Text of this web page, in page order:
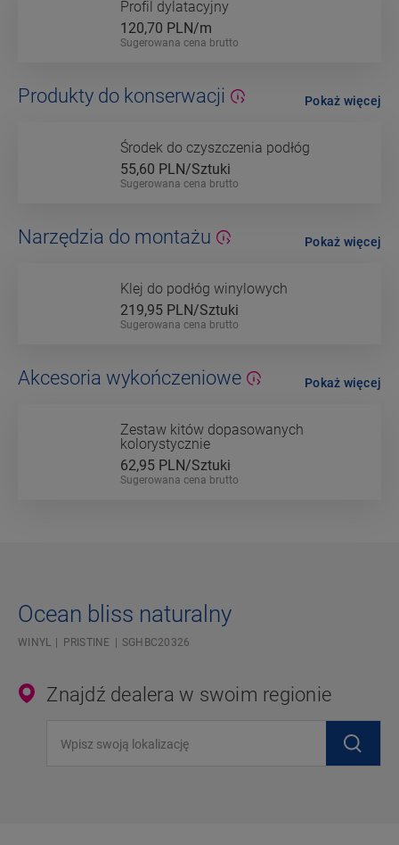
Profil dylatacyjny
120,70 PLN/m
Sugerowana cena brutto
Produkty do konserwacji
Środek do czyszczenia podłóg
55,60 PLN/Sztuki
Sugerowana cena brutto
Pokaż więcej
Narzędzia do montażu
Klej do podłóg winylowych
219,95 PLN/Sztuki
Sugerowana cena brutto
Pokaż więcej
Akcesoria wykończeniowe
Zestaw kitów dopasowanych
kolorystycznie
62,95 PLN/Sztuki
Sugerowana cena brutto
Pokaż więcej
Ocean bliss naturalny
WINYL PRISTINE SGHBC20326
Znajdź dealera w swoim regionie